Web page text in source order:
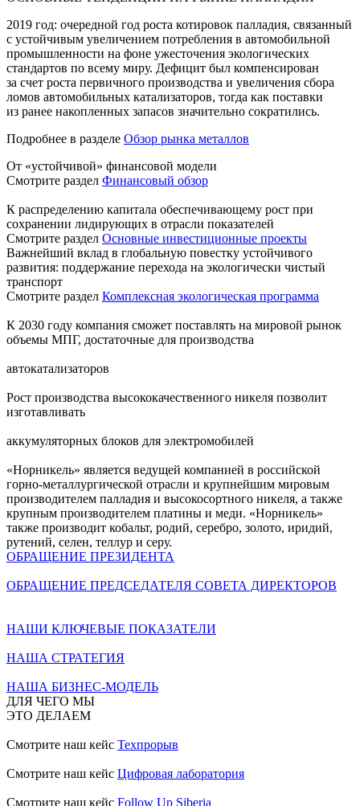
2019 год: очередной год роста котировок палладия, связанный
с устойчивым увеличением потребления в автомобильной
промышленности на фоне ужесточения экологических
стандартов по всему миру. Дефицит был компенсирован
за счет роста первичного производства и увеличения сбора
ломов автомобильных катализаторов, тогда как поставки
из ранее накопленных запасов значительно сократились.
Подробнее в разделе Обзор рынка металлов
От «устойчивой» финансовой модели
Смотрите раздел Финансовый обзор
К распределению капитала обеспечивающему рост при
сохранении лидирующих в отрасли показателей
Смотрите раздел Основные инвестиционные проекты
Важнейший вклад в глобальную повестку устойчивого
развития: поддержание перехода на экологически чистый
транспорт
Смотрите раздел Комплексная экологическая программа
К 2030 году компания сможет поставлять на мировой рынок
объемы МПГ, достаточные для производства
автокатализаторов
Рост производства высококачественного никеля позволит
изготавливать
аккумуляторных блоков для электромобилей
«Норникель» является ведущей компанией в российской
горно-металлургической отрасли и крупнейшим мировым
производителем палладия и высокосортного никеля, а также
крупным производителем платины и меди. «Норникель»
также производит кобальт, родий, серебро, золото, иридий,
рутений, селен, теллур и серу.
ОБРАЩЕНИЕ ПРЕЗИДЕНТА
ОБРАЩЕНИЕ ПРЕДСЕДАТЕЛЯ СОВЕТА ДИРЕКТОРОВ
НАШИ КЛЮЧЕВЫЕ ПОКАЗАТЕЛИ
НАША СТРАТЕГИЯ
НАША БИЗНЕС-МОДЕЛЬ
ДЛЯ ЧЕГО МЫ
ЭТО ДЕЛАЕМ
Смотрите наш кейс Техпрорыв
Смотрите наш кейс Цифровая лаборатория
Смотрите наш кейс Follow Up Siberia